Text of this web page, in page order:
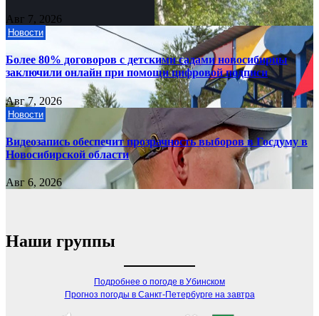
Авг 7, 2026
Новости
Более 80% договоров с детскими садами новосибирцы
заключили онлайн при помощи цифровой подписи
Авг 7, 2026
Новости
Видеозапись обеспечит прозрачность выборов в Госдуму в
Новосибирской области
Авг 6, 2026
Наши группы
Подробнее о погоде в Убинском
Прогноз погоды в Санкт-Петербурге на завтра